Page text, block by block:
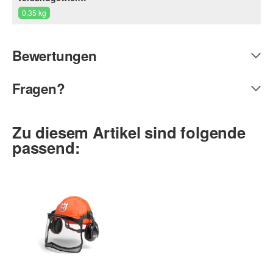
0,35 kg
Bewertungen
Fragen?
Zu diesem Artikel sind folgende
passend: